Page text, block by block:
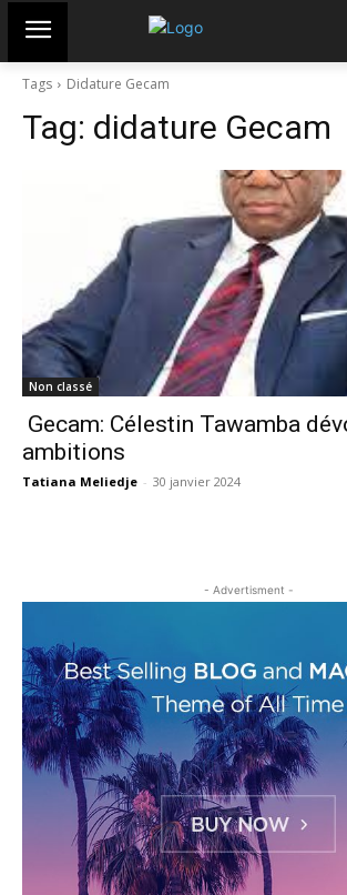
Tags Didature Gecam
Tag: didature Gecam
Non classé
Gecam: Célestin Tawamba
ambitions
Tatiana Meliedje - 30 janvier 2024
- Advertisment -